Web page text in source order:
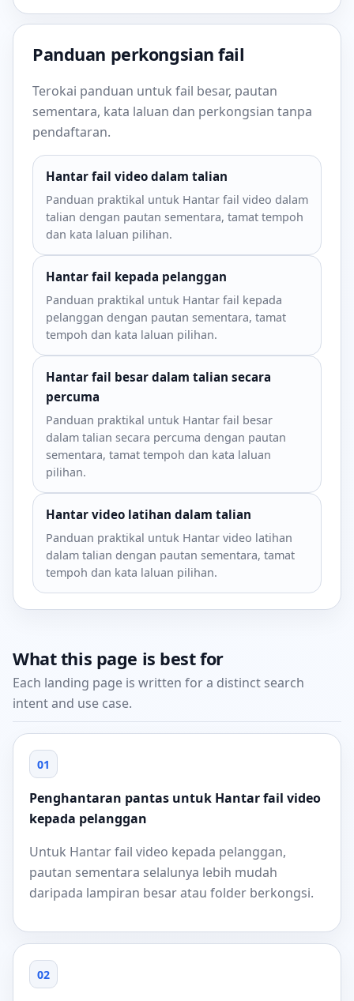
Panduan perkongsian fail
Terokai panduan untuk fail besar, pautan
sementara, kata laluan dan perkongsian tanpa
pendaftaran.
Hantar fail video dalam talian
Panduan praktikal untuk Hantar fail video dalam
talian dengan pautan sementara, tamat tempoh
dan kata laluan pilihan.
Hantar fail kepada pelanggan
Panduan praktikal untuk Hantar fail kepada
pelanggan dengan pautan sementara, tamat
tempoh dan kata laluan pilihan.
Hantar fail besar dalam talian secara
percuma
Panduan praktikal untuk Hantar fail besar
dalam talian secara percuma dengan pautan
sementara, tamat tempoh dan kata laluan
pilihan.
Hantar video latihan dalam talian
Panduan praktikal untuk Hantar video latihan
dalam talian dengan pautan sementara, tamat
tempoh dan kata laluan pilihan.
What this page is best for
Each landing page is written for a distinct search
intent and use case.
01
Penghantaran pantas untuk Hantar fail video
kepada pelanggan
Untuk Hantar fail video kepada pelanggan,
pautan sementara selalunya lebih mudah
daripada lampiran besar atau folder berkongsi.
02